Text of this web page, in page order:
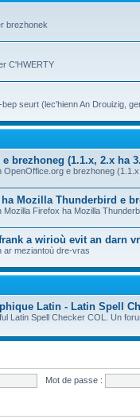
brezhonek
C'HWERTY
seurt (lec'hienn An Drouizig,
brezhoneg (1.1.x, 2.x ha
OpenOffice.org e brezhoneg
Mozilla Thunderbird e
Firefox ha Mozilla
a wirioù evit an darn
ar meziantoù dre-vras
Latin - Latin Spell
Latin Spell Checker COL. Un
Mot de passe :